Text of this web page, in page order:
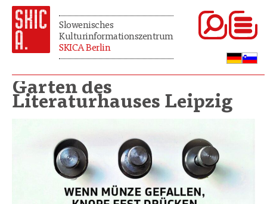
Slowenisches
Kulturinformationszentrum
SKICA Berlin
Garten des
Literaturhauses Leipzig